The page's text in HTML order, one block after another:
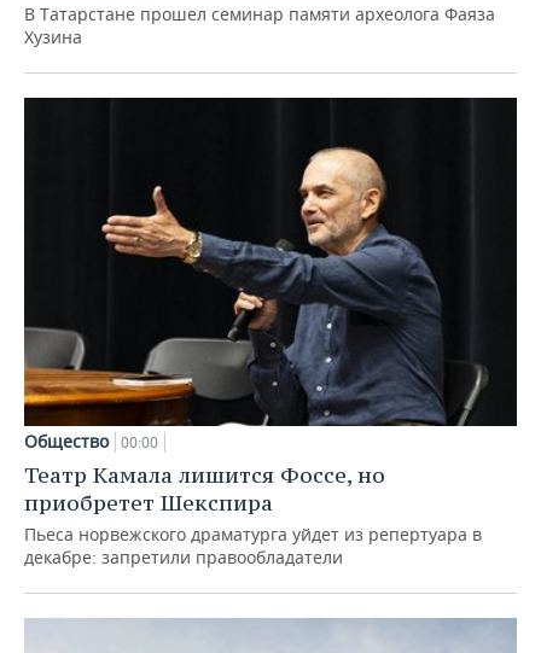
В Татарстане прошел семинар памяти археолога Фаяза
Хузина
Общество 00:00
Театр Камала лишится Фоссе, но
приобретет Шекспира
Пьеса норвежского драматурга уйдет из репертуара в
декабре: запретили правообладатели